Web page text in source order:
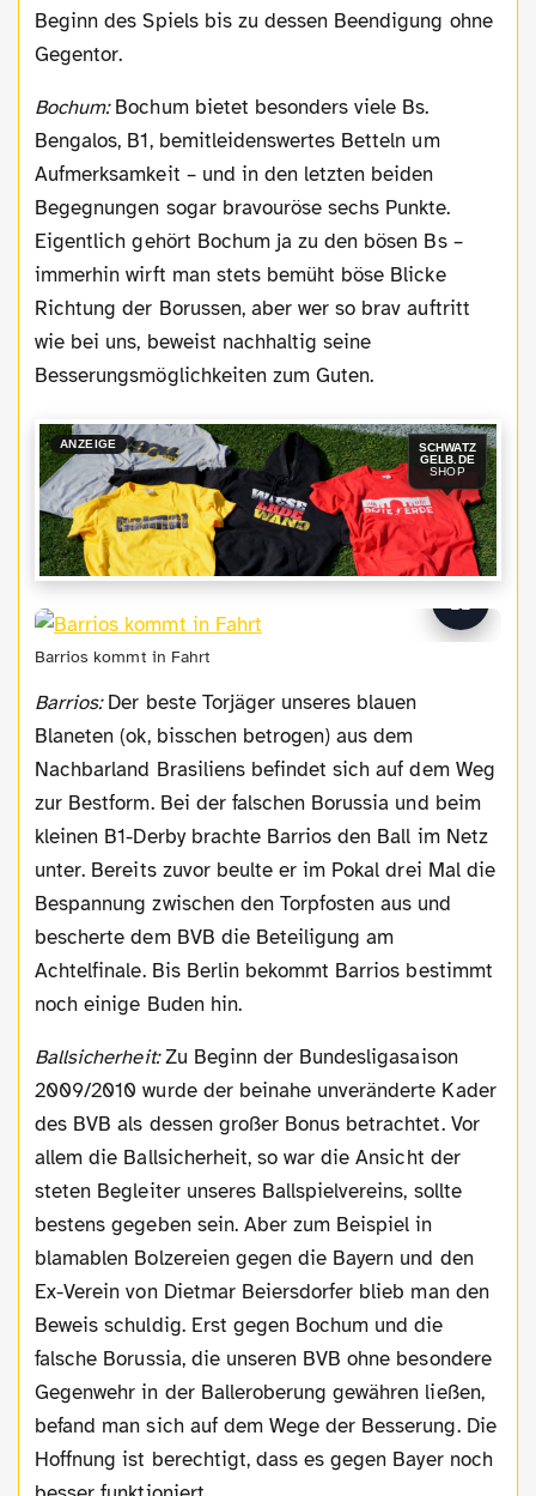
Beginn des Spiels bis zu dessen Beendigung ohne
Gegentor.
Bochum:Bochum bietet besonders viele Bs.
Bengalos, B1, bemitleidenswertes Betteln um
Aufmerksamkeit – und in den letzten beiden
Begegnungen sogar bravouröse sechs Punkte.
Eigentlich gehört Bochum ja zu den bösen Bs –
immerhin wirft man stets bemüht böse Blicke
Richtung der Borussen, aber wer so brav auftritt
wie bei uns, beweist nachhaltig seine
Besserungsmöglichkeiten zum Guten.
ANZEIGE
SCHWATZ
GELB.DE
SHOP
Barrios kommt in Fahrt
Barrios:Der beste Torjäger unseres blauen
Blaneten (ok, bisschen betrogen) aus dem
Nachbarland Brasiliens befindet sich auf dem Weg
zur Bestform. Bei der falschen Borussia und beim
kleinen B1-Derby brachte Barrios den Ball im Netz
unter. Bereits zuvor beulte er im Pokal drei Mal die
Bespannung zwischen den Torpfosten aus und
bescherte dem BVB die Beteiligung am
Achtelfinale. Bis Berlin bekommt Barrios bestimmt
noch einige Buden hin.
Ballsicherheit:Zu Beginn der Bundesligasaison
2009/2010 wurde der beinahe unveränderte Kader
des BVB als dessen großer Bonus betrachtet. Vor
allem die Ballsicherheit, so war die Ansicht der
steten Begleiter unseres Ballspielvereins, sollte
bestens gegeben sein. Aber zum Beispiel in
blamablen Bolzereien gegen die Bayern und den
Ex-Verein von Dietmar Beiersdorfer blieb man den
Beweis schuldig. Erst gegen Bochum und die
falsche Borussia, die unseren BVB ohne besondere
Gegenwehr in der Balleroberung gewähren ließen,
befand man sich auf dem Wege der Besserung. Die
Hoffnung ist berechtigt, dass es gegen Bayer noch